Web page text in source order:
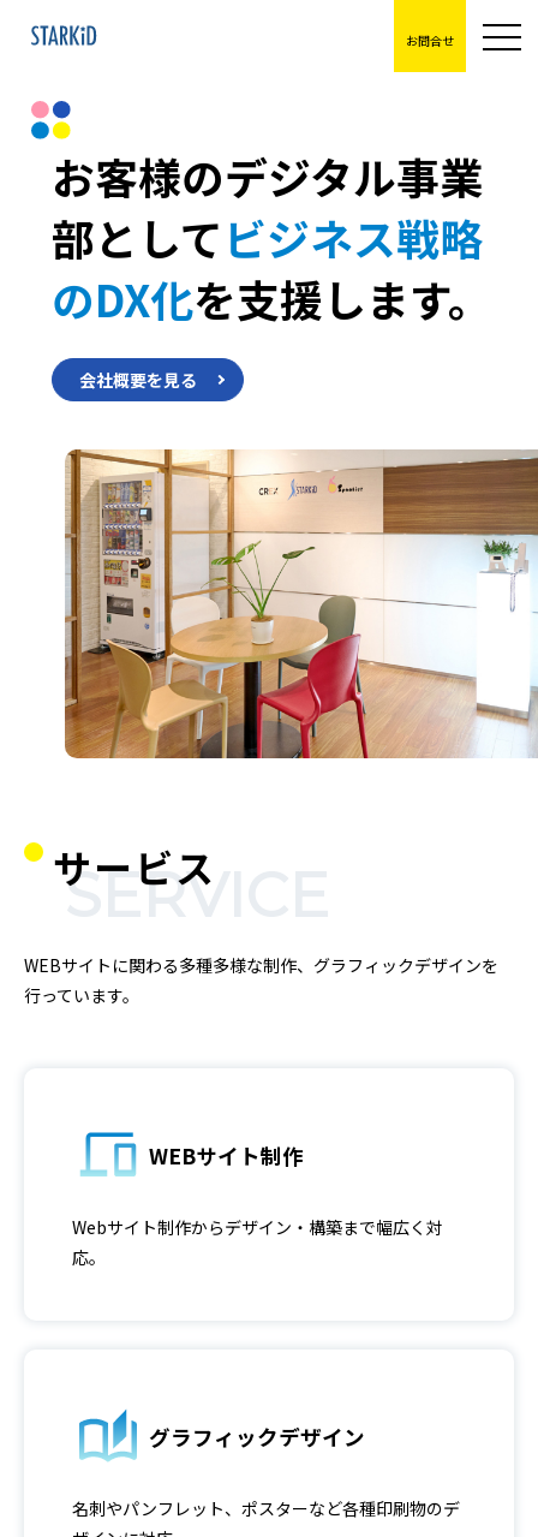
お問合せ
お客様のデジタル事業
部としてビジネス戦略
のDX化を支援します。
会社概要を見る
サービス
SERVICE
WEBサイトに関わる多種多様な制作、グラフィックデザインを
行っています。
WEBサイト制作
Webサイト制作からデザイン・構築まで幅広く対
応。
グラフィックデザイン
名刺やパンフレット、ポスターなど各種印刷物のデ